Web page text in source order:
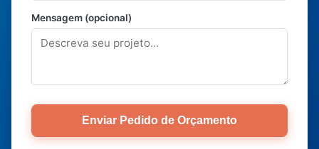
Mensagem (opcional)
Enviar Pedido de Orçamento